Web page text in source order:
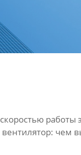
работы
чем